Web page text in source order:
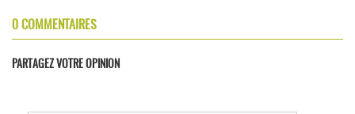
0 COMMENTAIRES
PARTAGEZ VOTRE OPINION